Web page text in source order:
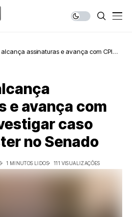
alcança assinaturas e avança com CPI
e avança com
caso
no Senado
1 MINUTOS LIDOS 111 VISUALIZAÇÕES